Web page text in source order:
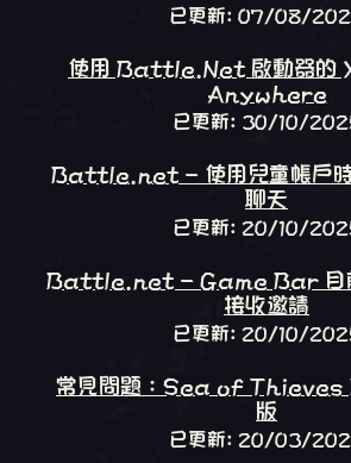
已更新: 07/08/
使用 Battle.Net 啟動器
Anywhere
已更新: 30/10/
Battle.net - 使用兒童帳戶時
聊天
已更新: 20/10/
Battle.net - Game Bar 目
接收邀請
已更新: 20/10/
常見問題：Sea of
版
已更新: 20/03/